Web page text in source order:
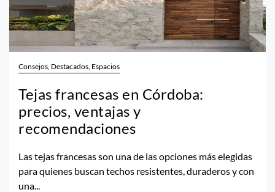
Consejos, Destacados, Espacios
Tejas francesas en Córdoba:
precios, ventajas y
recomendaciones
Las tejas francesas son una de las opciones más elegidas
para quienes buscan techos resistentes, duraderos y con
una...